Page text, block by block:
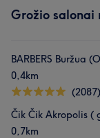
Grožio salonai
BARBERS Buržua
0,4km
(2087)
Čik Čik Akropolis (
0,7km